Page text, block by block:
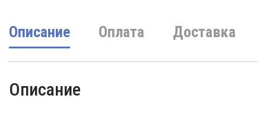
Описание Оплата Доставка
Описание